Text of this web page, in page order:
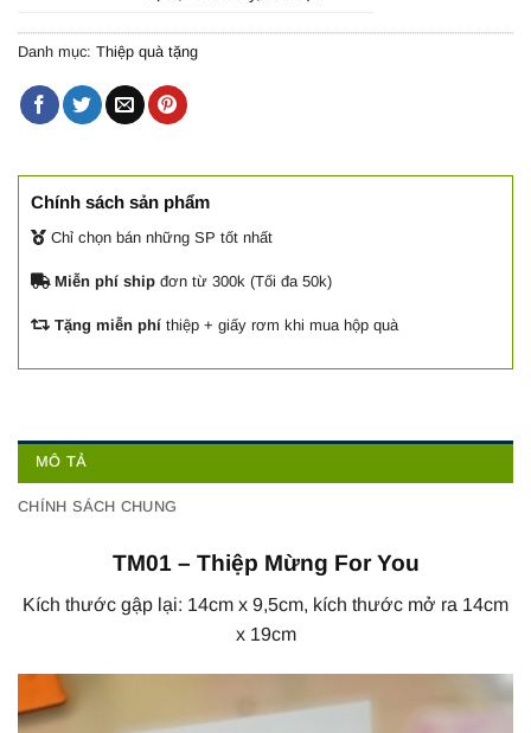
Danh mục: Thiệp quà tặng
Chính sách sản phẩm
Chỉ chọn bán những SP tốt nhất
Miễn phí ship đơn từ 300k (Tối đa 50k)
Tặng miễn phí thiệp + giấy rơm khi mua hộp quà
MÔ TẢ
CHÍNH SÁCH CHUNG
TM01 – Thiệp Mừng For You
Kích thước gập lại: 14cm x 9,5cm, kích thước mở ra 14cm
x 19cm